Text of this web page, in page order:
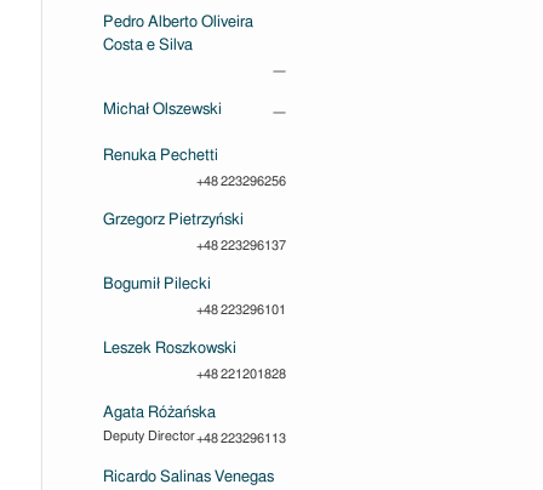
Pedro Alberto Oliveira
Costa e Silva
—
Michał Olszewski —
Renuka Pechetti
+48 223296256
Grzegorz Pietrzyński
+48 223296137
Bogumił Pilecki
+48 223296101
Leszek Roszkowski
+48 221201828
Agata Różańska
+48 223296113
Deputy Director
Ricardo Salinas Venegas